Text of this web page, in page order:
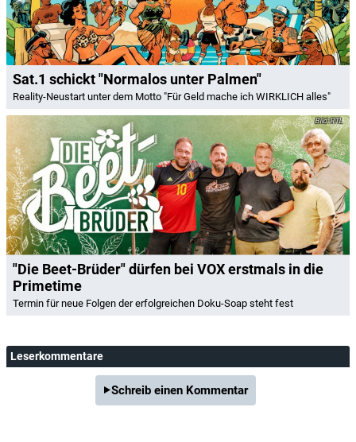
Sat.1 schickt "Normalos unter Palmen"
Reality-Neustart unter dem Motto "Für Geld mache ich WIRKLICH alles"
RTL
"Die Beet-Brüder" dürfen bei VOX erstmals in die
Primetime
Termin für neue Folgen der erfolgreichen Doku-Soap steht fest
Leserkommentare
Schreib einen Kommentar